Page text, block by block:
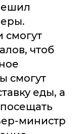
смогут
чтоб
смогут
еды, а
министр